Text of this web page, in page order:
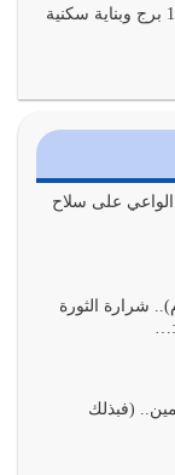
للناس بالنهوض
غزة: تدمير كامل لأكثر من 1600 برج وبناية سكنية
الواعي على سلاح
شرارة الثورة
(فبذلك